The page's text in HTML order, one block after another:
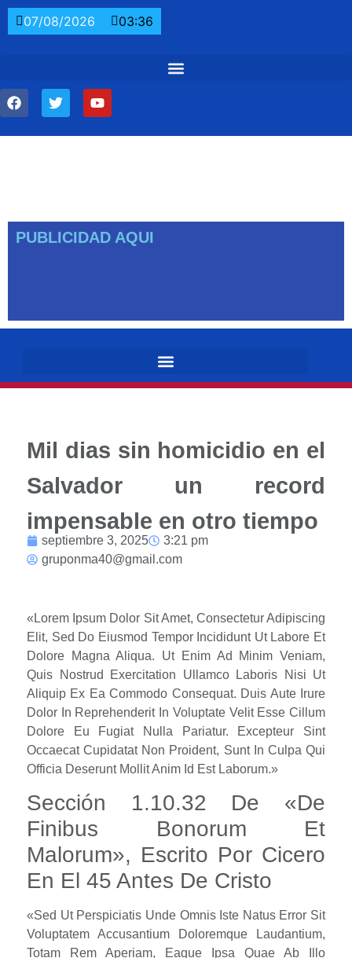
07/08/2026 03:36
PUBLICIDAD AQUI
Mil dias sin homicidio en el
Salvador un record
impensable en otro tiempo
septiembre 3, 2025
3:21 pm
gruponma40@gmail.com
«Lorem Ipsum Dolor Sit Amet, Consectetur Adipiscing
Elit, Sed Do Eiusmod Tempor Incididunt Ut Labore Et
Dolore Magna Aliqua. Ut Enim Ad Minim Veniam,
Quis Nostrud Exercitation Ullamco Laboris Nisi Ut
Aliquip Ex Ea Commodo Consequat. Duis Aute Irure
Dolor In Reprehenderit In Voluptate Velit Esse Cillum
Dolore Eu Fugiat Nulla Pariatur. Excepteur Sint
Occaecat Cupidatat Non Proident, Sunt In Culpa Qui
Officia Deserunt Mollit Anim Id Est Laborum.»
Sección 1.10.32 De «de
Finibus Bonorum Et
Malorum», Escrito Por Cicero
En El 45 Antes De Cristo
«Sed Ut Perspiciatis Unde Omnis Iste Natus Error Sit
Voluptatem Accusantium Doloremque Laudantium,
Totam Rem Aperiam, Eaque Ipsa Quae Ab Illo